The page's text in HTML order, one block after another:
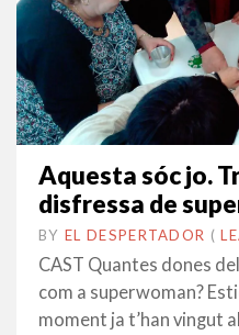
Aquesta sóc jo.
disfressa de
BY EL DESPERTADOR ON
24
•(
CAST Quantes dones
com a superwoman?
moment ja t’han vingut